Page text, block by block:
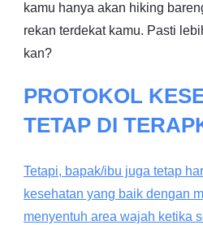
kamu hanya akan hiking
rekan terdekat kamu. Pasti
kan?
PROTOKOL
TETAP DI
Tetapi, bapak/ibu juga tetap
kesehatan yang baik dengan
menyentuh area wajah ketika